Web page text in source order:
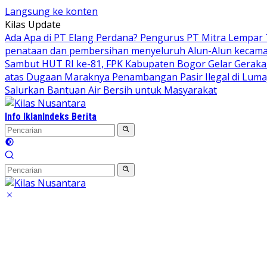
Langsung ke konten
Kilas Update
Ada Apa di PT Elang Perdana? Pengurus PT Mitra
penataan dan pembersihan menyeluruh Alun-Alun
Sambut HUT RI ke-81, FPK Kabupaten Bogor Gelar
atas Dugaan Maraknya Penambangan Pasir Ilegal di
Salurkan Bantuan Air Bersih untuk Masyarakat
Info IklanIndeks Berita